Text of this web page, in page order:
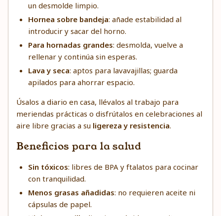
un desmolde limpio.
Hornea sobre bandeja: añade estabilidad al
introducir y sacar del horno.
Para hornadas grandes: desmolda, vuelve a
rellenar y continúa sin esperas.
Lava y seca: aptos para lavavajillas; guarda
apilados para ahorrar espacio.
Úsalos a diario en casa, llévalos al trabajo para
meriendas prácticas o disfrútalos en celebraciones al
aire libre gracias a su ligereza y resistencia.
Beneficios para la salud
Sin tóxicos: libres de BPA y ftalatos para cocinar
con tranquilidad.
Menos grasas añadidas: no requieren aceite ni
cápsulas de papel.